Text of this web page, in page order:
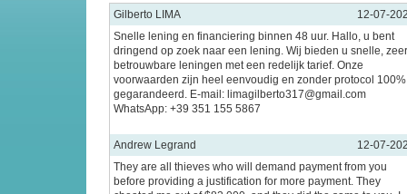
Gilberto LIMA
12-07-
Snelle lening en financiering binnen 48 uur. Hallo, u bent
dringend op zoek naar een lening. Wij bieden u snelle, zeer
betrouwbare leningen met een redelijk tarief. Onze
voorwaarden zijn heel eenvoudig en zonder protocol 100%
gegarandeerd. E-mail: limagilberto317@gmail.com
WhatsApp: +39 351 155 5867
Andrew Legrand
12-07-
They are all thieves who will demand payment from you
before providing a justification for more payment. They